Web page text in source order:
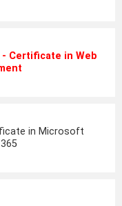
- Certificate in Web
in Microsoft